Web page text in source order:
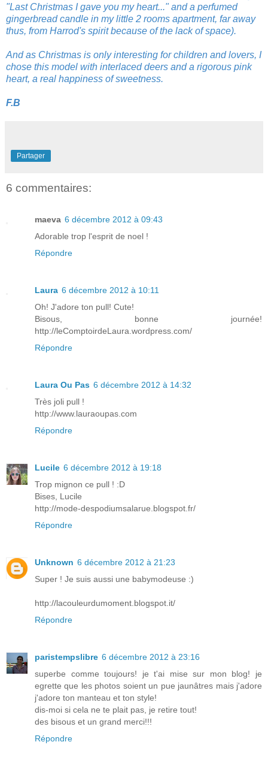
"Last Christmas I gave you my heart..." and a perfumed
gingerbread candle in my little 2 rooms apartment, far away
thus, from Harrod's spirit because of the lack of space).
And as Christmas is only interesting for children and lovers, I
chose this model with interlaced deers and a rigorous pink
heart, a real happiness of sweetness.
F.B
Partager
6 commentaires:
maeva 6 décembre 2012 à 09:43
Adorable trop l'esprit de noel !
Répondre
Laura 6 décembre 2012 à 10:11
Oh! J'adore ton pull! Cute!
Bisous, bonne journée!
http://leComptoirdeLaura.wordpress.com/
Répondre
Laura Ou Pas 6 décembre 2012 à 14:32
Très joli pull !
http://www.lauraoupas.com
Répondre
Lucile 6 décembre 2012 à 19:18
Trop mignon ce pull ! :D
Bises, Lucile
http://mode-despodiumsalarue.blogspot.fr/
Répondre
Unknown 6 décembre 2012 à 21:23
Super ! Je suis aussi une babymodeuse :)
http://lacouleurdumoment.blogspot.it/
Répondre
paristempslibre 6 décembre 2012 à 23:16
superbe comme toujours! je t'ai mise sur mon blog! je
egrette que les photos soient un pue jaunâtres mais j'adore
j'adore ton manteau et ton style!
dis-moi si cela ne te plait pas, je retire tout!
des bisous et un grand merci!!!
Répondre